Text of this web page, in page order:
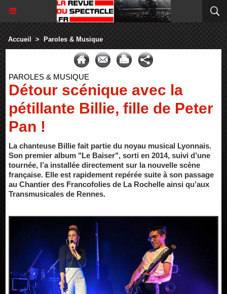
Accueil > Paroles & Musique
PAROLES & MUSIQUE
Détour scénique avec la
pétillante Billie, fille de Peter
Pan !
La chanteuse Billie fait partie du noyau musical Lyonnais.
Son premier album "Le Baiser", sorti en 2014, suivi d’une
tournée, l’a installée directement sur la nouvelle scène
française. Elle est rapidement repérée suite à son passage
au Chantier des Francofolies de La Rochelle ainsi qu’aux
Transmusicales de Rennes.